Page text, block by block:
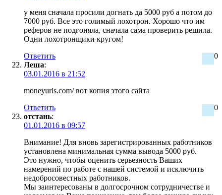
у меня сначала просили догнать да 5000 руб а потом до
7000 руб. Все это голимый лохотрон. Хорошо что им
реферов не подгоняла, сначала сама проверить решила.
Одни лохотронщики кругом!
0
Ответить
Леша:
03.01.2016 в 21:52
moneyurls.com/ вот копия этого сайта
0
Ответить
отстань:
01.01.2016 в 09:57
Внимание! Для вновь зарегистрированных работников
установлена минимальная сумма вывода 5000 руб.
Это нужно, чтобы оценить серьезность Ваших
намерений по работе с нашей системой и исключить
недобросовестных работников.
Мы заинтересованы в долгосрочном сотрудничестве и